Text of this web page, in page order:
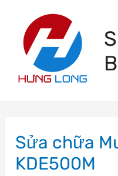
content
Sửa chữa
KDE500M